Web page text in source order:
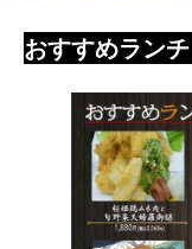
おすすめラン